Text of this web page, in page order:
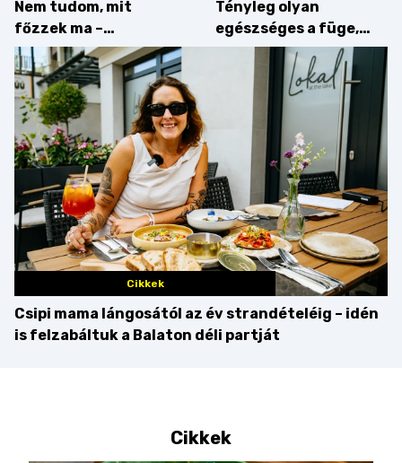
Nem tudom, mit
főzzek ma –
Villámgyors menü
Tényleg olyan
egészséges a füge,
mint amilyennek
gondoljuk?
Cikkek
Csipi mama lángosától az év strandételéig – idén
is felzabáltuk a Balaton déli partját
Cikkek